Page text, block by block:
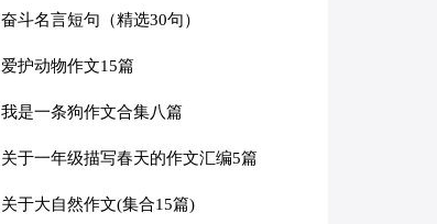
奋斗名言短句（精选30句）
爱护动物作文15篇
我是一条狗作文合集八篇
关于一年级描写春天的作文汇编5篇
关于大自然作文(集合15篇)